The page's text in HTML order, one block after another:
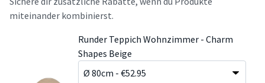
miteinander kombinierst.
Runder Teppich Wohnzimmer - Charm
Shapes Beige